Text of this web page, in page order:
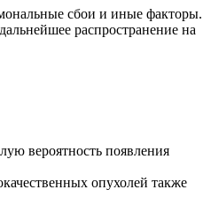
сбои и иные факторы.
распространение на
вероятность появления
опухолей также